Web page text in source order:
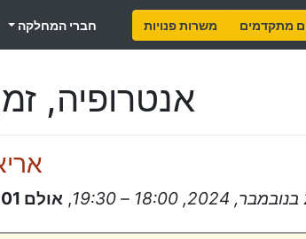
משרות פנויות מתקדמים חברי המחלקה
אנטרופיה,
,אולם 101-, בניין מתמטיקה